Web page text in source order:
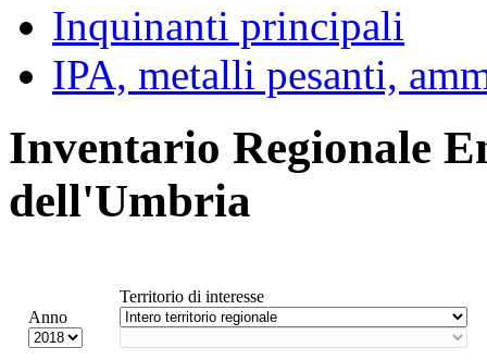
Inquinanti principali
IPA, metalli pesanti,
Inventario Regionale
dell'Umbria
Anno
Territorio di interesse